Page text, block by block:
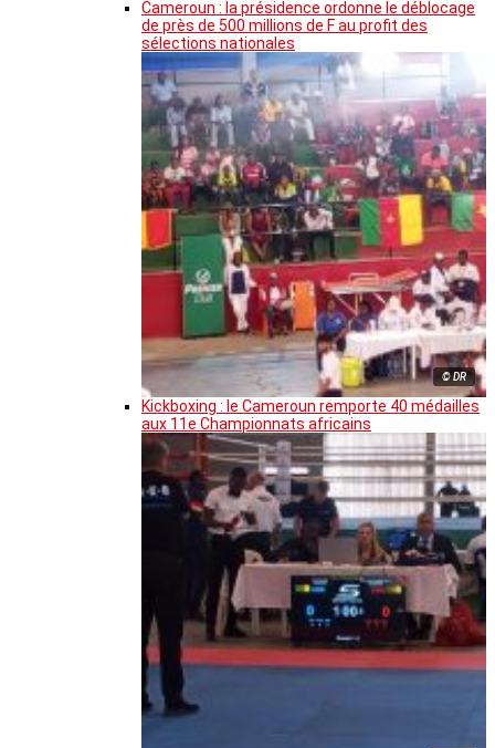
Cameroun : la présidence ordonne le déblocage
de près de 500 millions de F au profit des
sélections nationales
© DR
Kickboxing : le Cameroun remporte 40 médailles
aux 11e Championnats africains